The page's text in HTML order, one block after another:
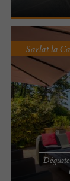
Sarlat la
Le
hauteurs de